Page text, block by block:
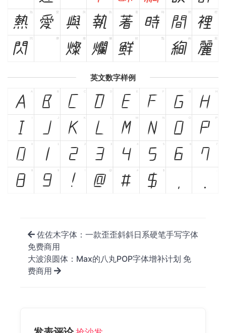
熱
熱 愛 與
執
執 著 時 間 裡
閃
燦
燦
爛
爛
鮮
鮮
豔 絢
絢 麗
英文数字样例
A
A
B
B
C
C
D
D
E
E
F
F
G
G
H
H
I
J
J
K
K L
M
M
N
N
O
O
P
P
0
0
1
1
2
2
3
3
4
4
5
5
6
6
7
7
8
8
9
9 ! @
#
#
$
$
佐佐木字体：一款歪歪斜斜日系硬笔手写字体
免费商用
大波浪圆体：Max的八丸POP字体增补计划 免
费商用